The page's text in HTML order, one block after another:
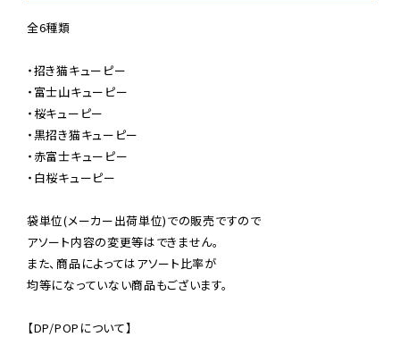
全6種類
・招き猫キューピー
・富士山キューピー
・桜キューピー
・黒招き猫キューピー
・赤富士キューピー
・白桜キューピー
袋単位(メーカー出荷単位)での販売ですので
アソート内容の変更等はできません。
また、商品によってはアソート比率が
均等になっていない商品もございます。
【DP/POPについて】